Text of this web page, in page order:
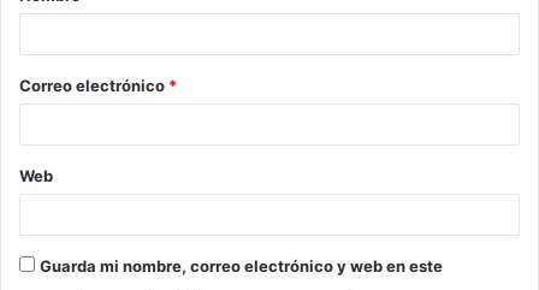
*
Correo electrónico *
Web
Guarda mi nombre, correo electrónico y web en este